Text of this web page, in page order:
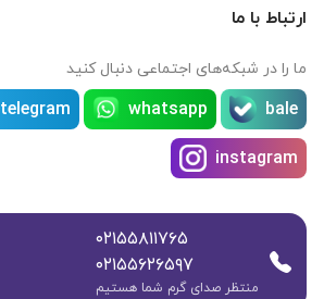
ارتباط با ما
ما را در شبکه‌های اجتماعی دنبال کنید
bale
whatsapp
telegram
instagram
۰۲۱۵۵۸۱۱۷۶۵
۰۲۱۵۵۶۲۶۵۹۷
منتظر صدای گرم شما هستیم